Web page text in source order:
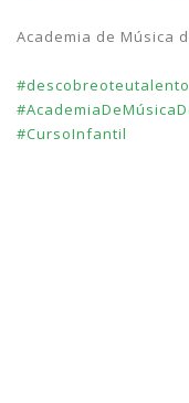
Academia de Música
#descobreoteutalento
#CursoInfantil